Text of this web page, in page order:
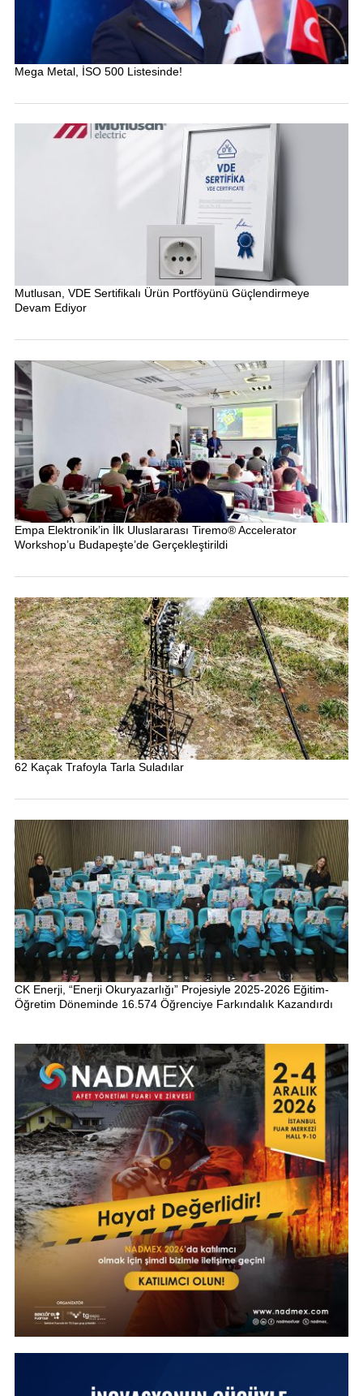
Mega Metal, İSO 500 Listesinde!
Mutlusan, VDE Sertifikalı Ürün Portföyünü Güçlendirmeye
Devam Ediyor
Empa Elektronik’in İlk Uluslararası Tiremo® Accelerator
Workshop’u Budapeşte’de Gerçekleştirildi
62 Kaçak Trafoyla Tarla Suladılar
CK Enerji, “Enerji Okuryazarlığı” Projesiyle 2025-2026 Eğitim-
Öğretim Döneminde 16.574 Öğrenciye Farkındalık Kazandırdı